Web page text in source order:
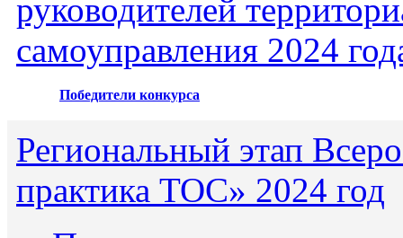
руководителей
самоуправления 2024
Победители конкурса
Региональный этап
практика ТОС» 2024 год